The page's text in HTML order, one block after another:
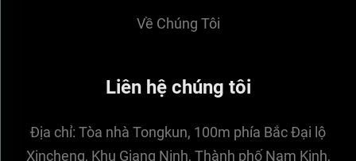
Về Chúng Tôi
Liên hệ chúng tôi
Địa chỉ: Tòa nhà Tongkun, 100m phía Bắc Đại lộ
Xincheng, Khu Giang Ninh, Thành phố Nam Kinh,